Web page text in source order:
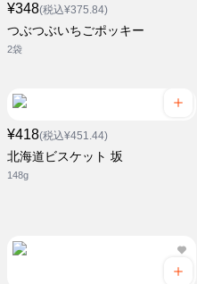
¥348(税込¥375.84)
つぶつぶいちごポッキー
2袋
¥418(税込¥451.44)
北海道ビスケット 坂
148g